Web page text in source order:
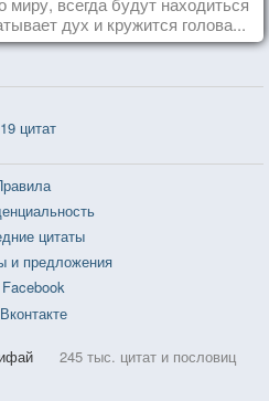
дух и кружится голова...
цитат
цитаты
и предложения
Facebook
Вконтакте
245 тыс. цитат и пословиц